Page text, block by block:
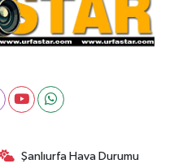
Şanlıurfa Hava Durumu